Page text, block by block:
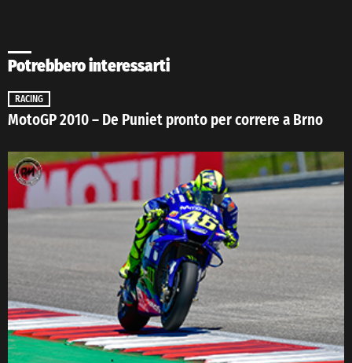
Potrebbero interessarti
RACING
MotoGP 2010 – De Puniet pronto per correre a Brno